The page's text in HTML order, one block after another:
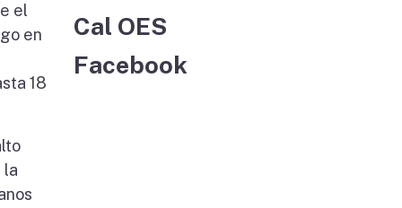
el
en
18
la
Cal OES
Facebook